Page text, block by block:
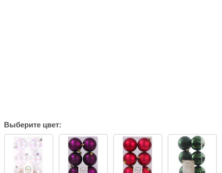
Выберите цвет: